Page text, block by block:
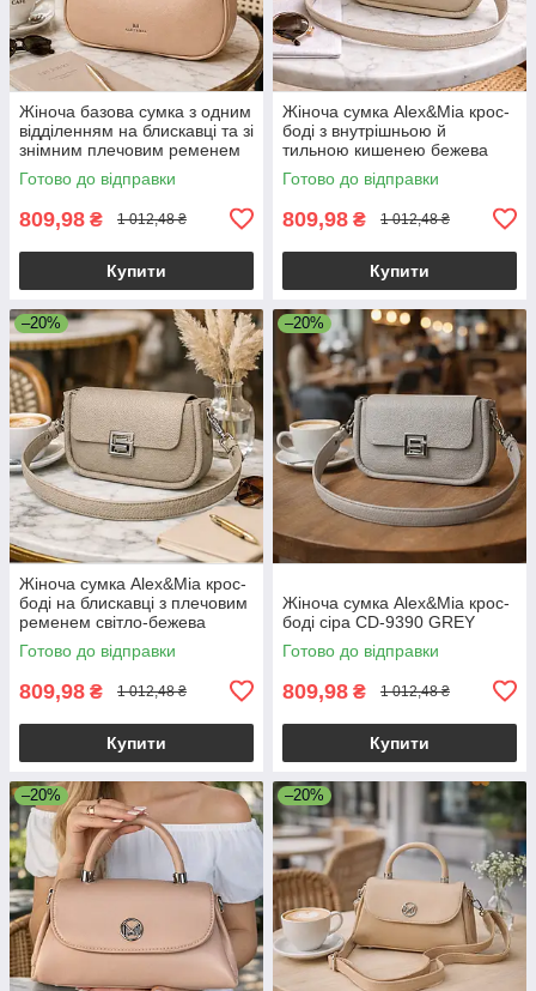
Жіноча базова сумка з одним
відділенням на блискавці та зі
знімним плечовим ременем
екошкіра бежевий Alex&Mia
CD-9128
Готово до відправки
809,98 ₴ 1 012,48 ₴
Купити
Жіноча сумка Alex&Mia крос-
боді з внутрішньою й
тильною кишенею бежева
Готово до відправки
809,98 ₴ 1 012,48 ₴
Купити
–20%
Жіноча сумка Alex&Mia крос-
боді на блискавці з плечовим
ременем світло-бежева
Готово до відправки
809,98 ₴ 1 012,48 ₴
Купити
–20%
Жіноча сумка Alex&Mia крос-
боді сіра CD-9390 GREY
Готово до відправки
809,98 ₴ 1 012,48 ₴
Купити
–20% –20%